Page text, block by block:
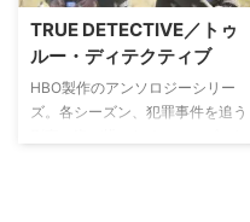
スのジョン・ゴッディまで、米国
の視聴者にとってはよく知る事件
が巧みに織り込まれている。基本
的には1話完結で、毎回現実に起
こった事件や社会問題を彷彿させ
TRUE DETECTIVE／トゥ
ルー・ディテクティブ
HBO製作のアンソロジーシリー
ズ。各シーズン、犯罪事件を追う